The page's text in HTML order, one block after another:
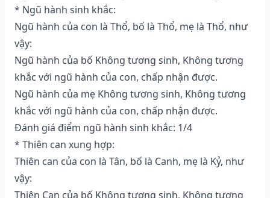
* Ngũ hành sinh khắc:
Ngũ hành của con là Thổ, bố là Thổ, mẹ là Thổ, như
vậy:
Ngũ hành của bố Không tương sinh, Không tương
khắc với ngũ hành của con, chấp nhận được.
Ngũ hành của mẹ Không tương sinh, Không tương
khắc với ngũ hành của con, chấp nhận được.
Đánh giá điểm ngũ hành sinh khắc: 1/4
* Thiên can xung hợp:
Thiên can của con là Tân, bố là Canh, mẹ là Kỷ, như
vậy:
Thiên Can của bố Không tương sinh, Không tương